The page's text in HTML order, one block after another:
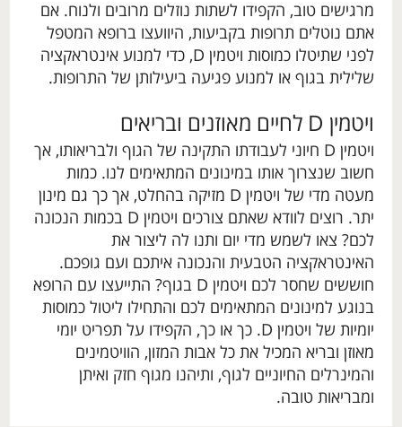
מרגישים טוב, הקפידו לשתות נוזלים מרובים ולנוח. אם
אתם נוטלים תרופות בקביעות, היוועצו ברופא המטפל
לפני שתיטלו כמוסות ויטמין D, כדי למנוע אינטראקציה
שלילית בגוף או למנוע פגיעה ביעילותן של התרופות.
ויטמין D לחיים מאוזנים ובריאים
ויטמין D חיוני לעבודתו התקינה של הגוף ולבריאותו, אך
חשוב שנצרוך אותו במינונים המתאימים לנו. כמות
מעטה מדי של ויטמין D מזיקה בהחלט, אך כך גם מינון
יתר. רוצים לוודא שאתם צורכים ויטמין D בכמות הנכונה
לכם? צאו לשמש מדי יום ותנו לה ליצור את
האינטראקציה הטבעית והנכונה איתכם ועם גופכם.
חוששים שחסר לכם ויטמין D בגוף? התייעצו עם הרופא
בנוגע למינונים המתאימים לכם והתחילו ליטול כמוסות
יומיות של ויטמין D. כך או כך, הקפידו על תפריט יומי
מאוזן ובריא המכיל את כל אבות המזון, הוויטמינים
והמינרלים החיוניים לגוף, ותיהנו מגוף חזק ואיתן
ומבריאות טובה.